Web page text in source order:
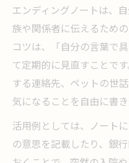
エンディングノートは、
族や関係者に伝えるため
コツは、「自分の言葉で
て定期的に見直すことで
する連絡先、ペットの世
気になることを自由に書き
活用例としては、ノート
の意思を記載したり、銀